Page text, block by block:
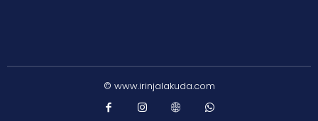
© www.irinjalakuda.com